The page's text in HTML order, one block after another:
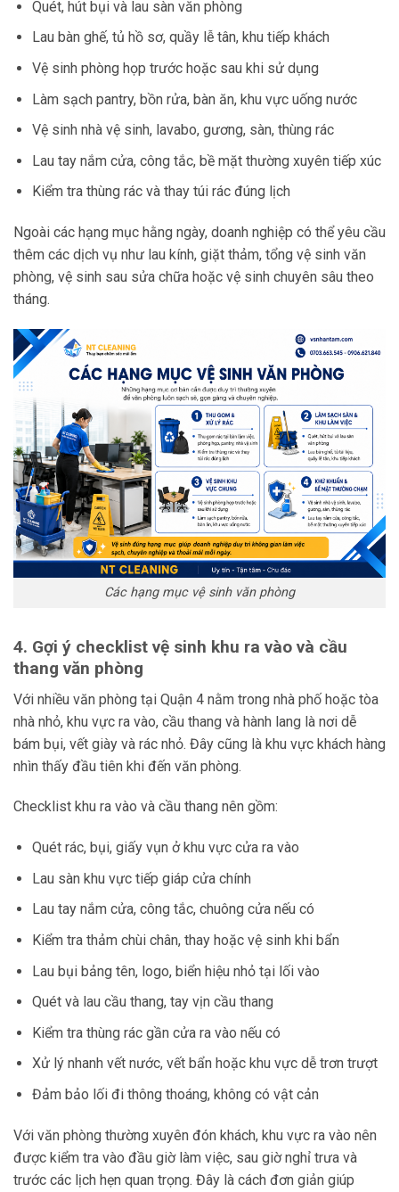
Quét, hút bụi và lau sàn văn phòng
Lau bàn ghế, tủ hồ sơ, quầy lễ tân, khu tiếp khách
Vệ sinh phòng họp trước hoặc sau khi sử dụng
Làm sạch pantry, bồn rửa, bàn ăn, khu vực uống nước
Vệ sinh nhà vệ sinh, lavabo, gương, sàn, thùng rác
Lau tay nắm cửa, công tắc, bề mặt thường xuyên tiếp xúc
Kiểm tra thùng rác và thay túi rác đúng lịch
Ngoài các hạng mục hằng ngày, doanh nghiệp có thể yêu cầu
thêm các dịch vụ như lau kính, giặt thảm, tổng vệ sinh văn
phòng, vệ sinh sau sửa chữa hoặc vệ sinh chuyên sâu theo
tháng.
Các hạng mục vệ sinh văn phòng
4. Gợi ý checklist vệ sinh khu ra vào và cầu
thang văn phòng
Với nhiều văn phòng tại Quận 4 nằm trong nhà phố hoặc tòa
nhà nhỏ, khu vực ra vào, cầu thang và hành lang là nơi dễ
bám bụi, vết giày và rác nhỏ. Đây cũng là khu vực khách hàng
nhìn thấy đầu tiên khi đến văn phòng.
Checklist khu ra vào và cầu thang nên gồm:
Quét rác, bụi, giấy vụn ở khu vực cửa ra vào
Lau sàn khu vực tiếp giáp cửa chính
Lau tay nắm cửa, công tắc, chuông cửa nếu có
Kiểm tra thảm chùi chân, thay hoặc vệ sinh khi bẩn
Lau bụi bảng tên, logo, biển hiệu nhỏ tại lối vào
Quét và lau cầu thang, tay vịn cầu thang
Kiểm tra thùng rác gần cửa ra vào nếu có
Xử lý nhanh vết nước, vết bẩn hoặc khu vực dễ trơn trượt
Đảm bảo lối đi thông thoáng, không có vật cản
Với văn phòng thường xuyên đón khách, khu vực ra vào nên
được kiểm tra vào đầu giờ làm việc, sau giờ nghỉ trưa và
trước các lịch hẹn quan trọng. Đây là cách đơn giản giúp